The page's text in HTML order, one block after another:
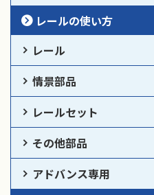
レールの使い方
レール
情景部品
レールセット
その他部品
アドバンス専用